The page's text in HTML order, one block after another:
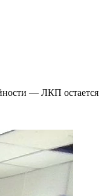
— ЛКП остается